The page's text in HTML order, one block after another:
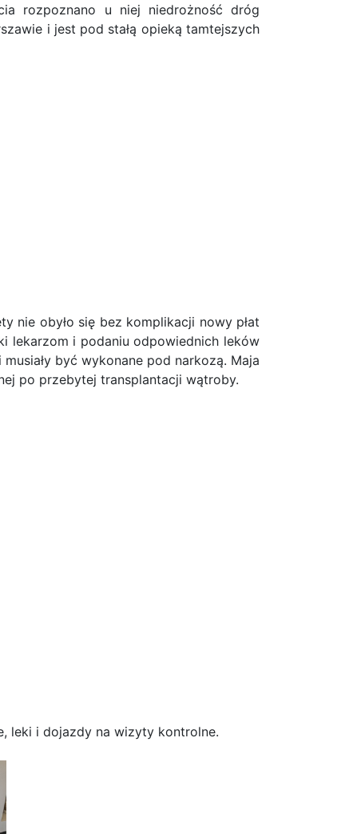
rozpoznano u niej niedrożność dróg
i jest pod stałą opieką tamtejszych
nie obyło się bez komplikacji nowy płat
lekarzom i podaniu odpowiednich leków
być wykonane pod narkozą. Maja
po przebytej transplantacji wątroby.
leki i dojazdy na wizyty kontrolne.